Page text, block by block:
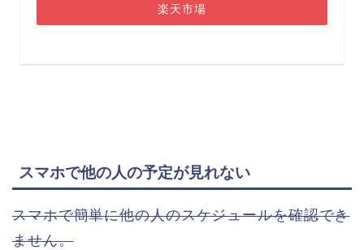
楽天市場
スマホで他の人の予定が見れない
スマホで簡単に他の人のスケジュールを確認でき
ません。